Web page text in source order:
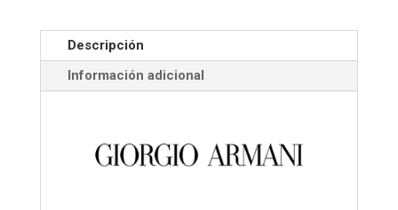
Descripción
Información adicional